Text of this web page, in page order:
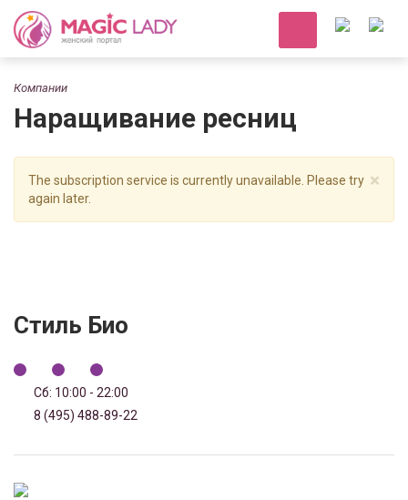
Компании
Наращивание ресниц
×
The subscription service is currently unavailable. Please try
again later.
Стиль Био
Сб: 10:00 - 22:00
8 (495) 488-89-22